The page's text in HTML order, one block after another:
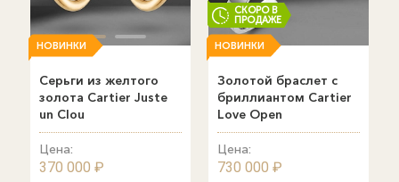
НОВИНКИ
Серьги из желтого
золота Cаrtier Juste
un Clou
Цена:
370 000 ₽
СКОРО В
ПРОДАЖЕ
НОВИНКИ
Золотой браслет с
бриллиантом Cartier
Love Open
Цена:
730 000 ₽